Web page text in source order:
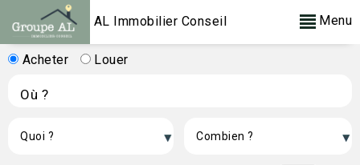
AL Immobilier Conseil Menu
Acheter Louer